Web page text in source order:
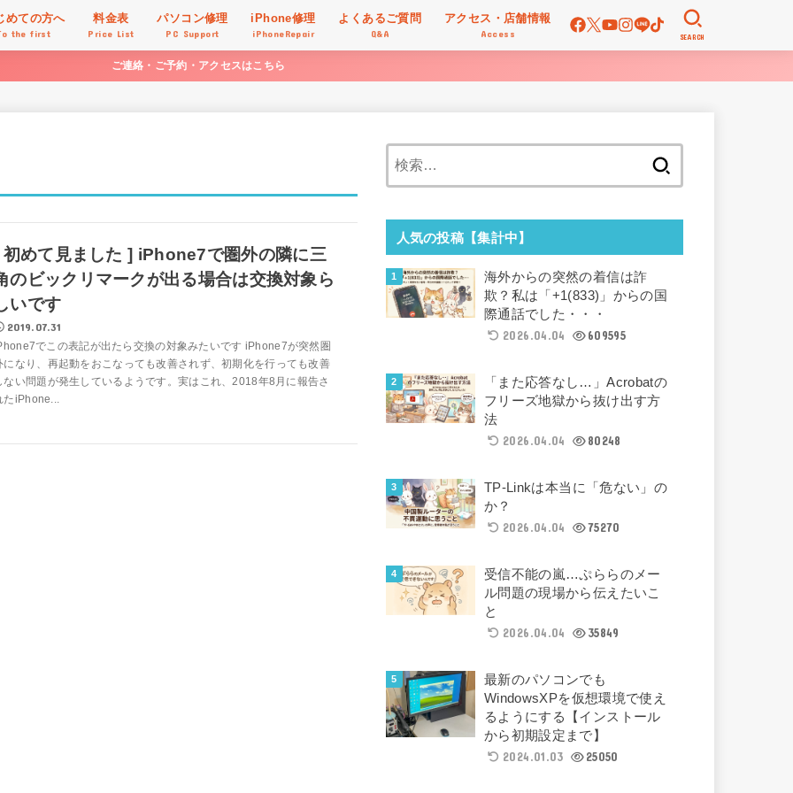
めての方へ
the first
料金表
Price List
パソコン修理
PC Support
iPhone修理
iPhoneRepair
よくあるご質問
Q&A
アクセス・店舗情報
Access SEARCH
ご連絡・ご予約・アクセスはこちら
めて見ました ] iPhone7で圏外の隣に三
のビックリマークが出る場合は交換対象ら
いです
2019.07.31
でこの表記が出たら交換の対象みたいです iPhone7が突然圏
になり、再起動をおこなっても改善されず、初期化を行っても改善
ない問題が発生しているようです。実はこれ、2018年8月に報告さ
たiPhone...
人気の投稿【集計中】
海外からの突然の着信は詐
欺？私は「+1(833)」からの国
際通話でした・・・
2026.04.04
609595
「また応答なし…」Acrobatの
フリーズ地獄から抜け出す方
法
2026.04.04
80248
TP-Linkは本当に「危ない」の
か？
2026.04.04
75270
受信不能の嵐…ぷららのメー
ル問題の現場から伝えたいこ
と
2026.04.04
35849
最新のパソコンでも
WindowsXPを仮想環境で使え
るようにする【インストール
から初期設定まで】
2024.01.03
25050